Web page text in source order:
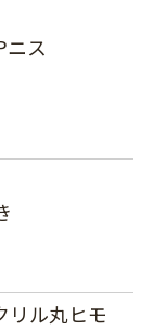
ニス
リル丸ヒモ